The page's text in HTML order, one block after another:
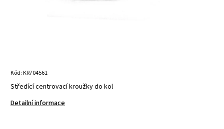
Kód:KR704561
Středící centrovací kroužky do kol
Detailní informace